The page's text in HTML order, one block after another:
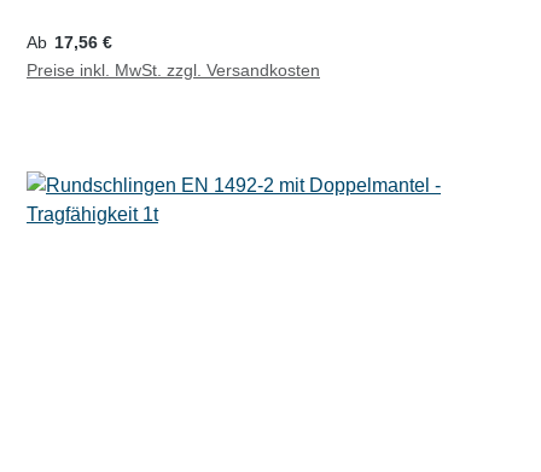
Regulärer Preis:
Ab 17,56 €
Preise inkl. MwSt. zzgl. Versandkosten